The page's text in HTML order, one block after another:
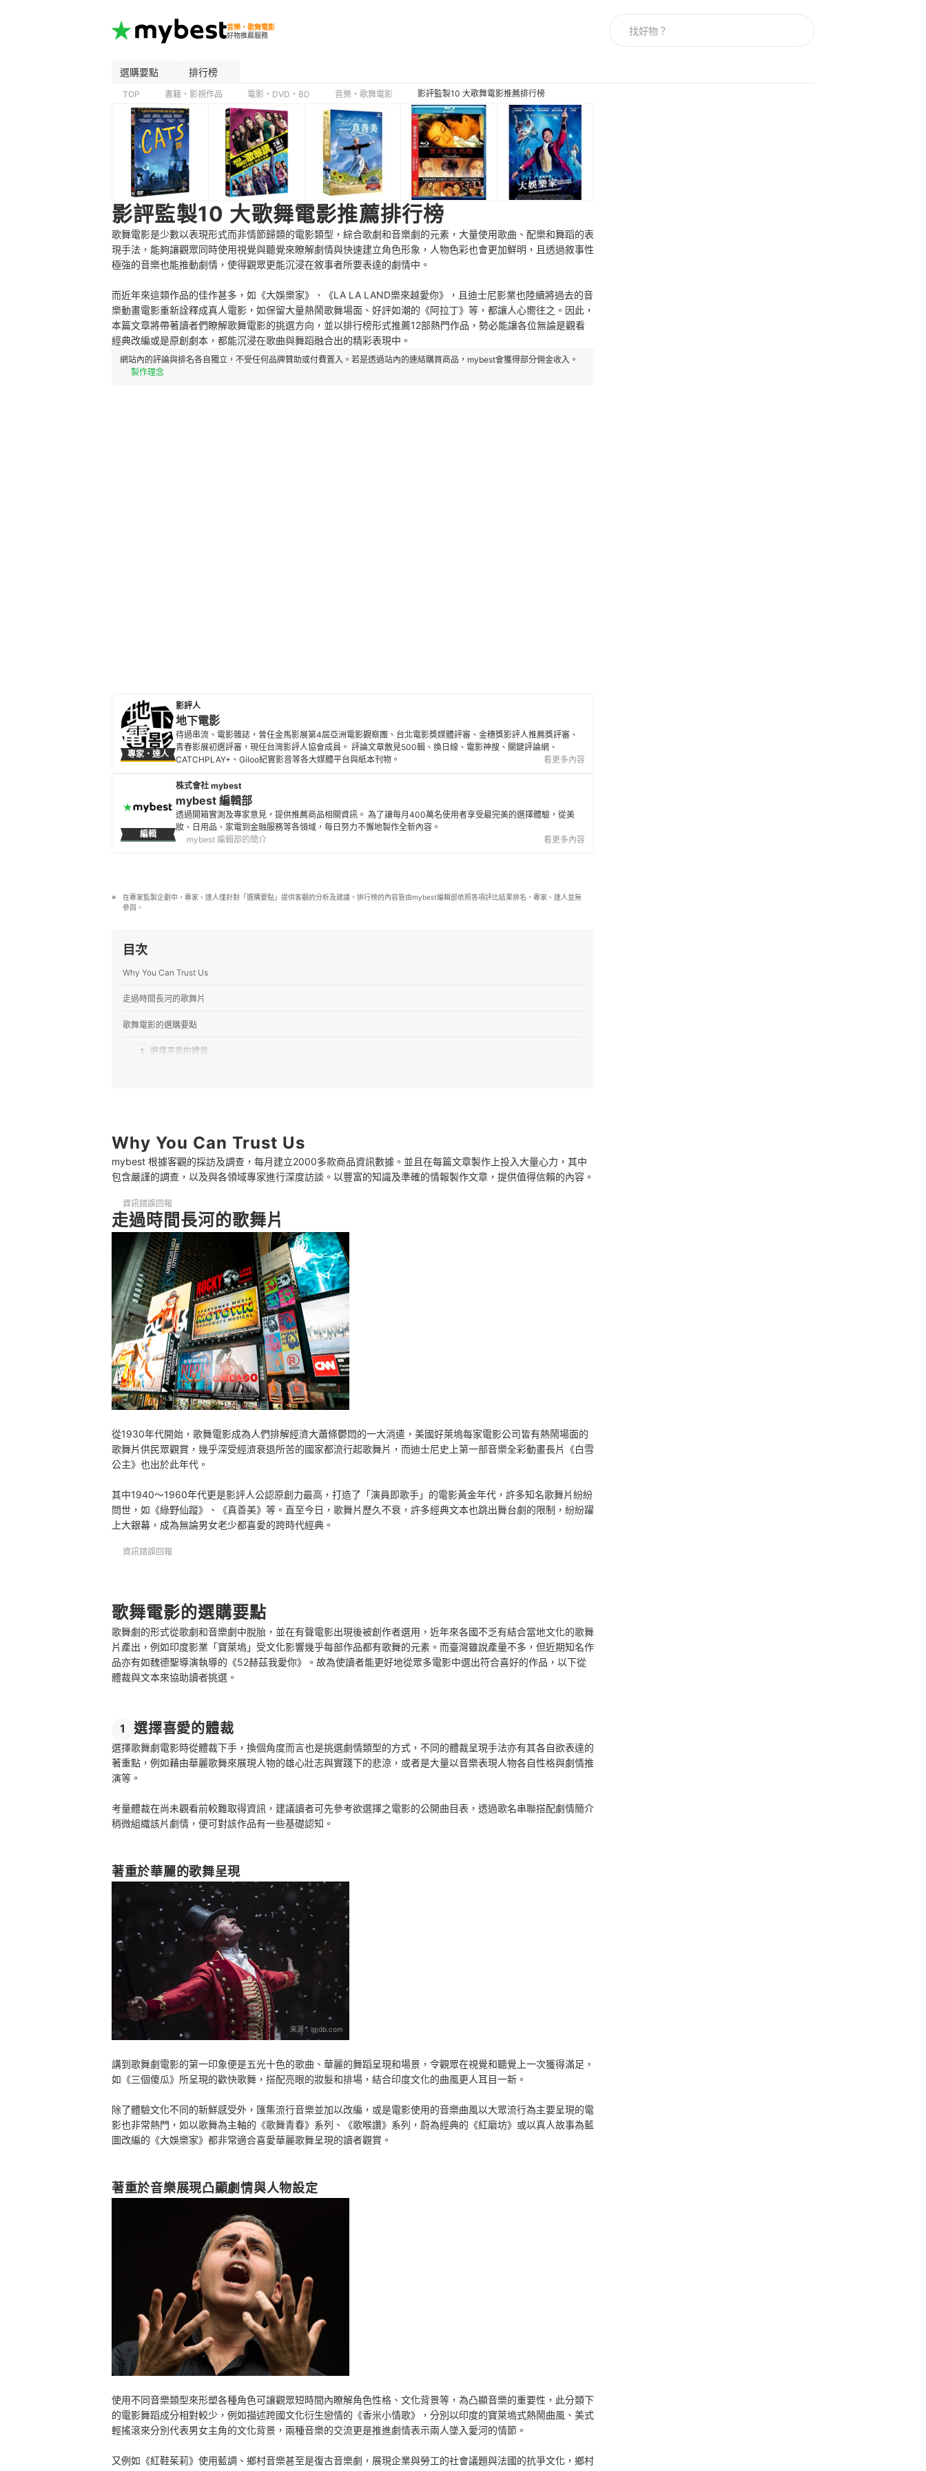
音樂・歌舞電影
好物推薦服務
選購要點 排行榜
TOP 書籍・影視作品 電影・DVD・BD 音樂・歌舞電影 影評監製10 大歌舞電影推薦排行榜
影評監製10 大歌舞電影推薦排行榜
歌舞電影是少數以表現形式而非情節歸類的電影類型，綜合歌劇和音樂劇的元素，大量使用歌曲、配樂和舞蹈的表
現手法，能夠讓觀眾同時使用視覺與聽覺來瞭解劇情與快速建立角色形象，人物色彩也會更加鮮明，且透過敘事性
極強的音樂也能推動劇情，使得觀眾更能沉浸在敘事者所要表達的劇情中。
而近年來這類作品的佳作甚多，如《大娛樂家》、《LA LA LAND樂來越愛你》，且迪士尼影業也陸續將過去的音
樂動畫電影重新詮釋成真人電影，如保留大量熱鬧歌舞場面、好評如潮的《阿拉丁》等，都讓人心嚮往之。因此，
本篇文章將帶著讀者們瞭解歌舞電影的挑選方向，並以排行榜形式推薦12部熱門作品，勢必能讓各位無論是觀看
經典改編或是原創劇本，都能沉浸在歌曲與舞蹈融合出的精彩表現中。
網站內的評論與排名各自獨立，不受任何品牌贊助或付費置入。若是透過站內的連結購買商品，mybest會獲得部分佣金收入。
製作理念
專家・達人
影評人
地下電影
待過串流、電影雜誌，曾任金馬影展第4屆亞洲電影觀察團、台北電影獎媒體評審、金穗獎影評人推薦獎評審、
青春影展初選評審，現任台灣影評人協會成員。 評論文章散見500輯、換日線、電影神搜、關鍵評論網、
CATCHPLAY+、Giloo紀實影音等各大媒體平台與紙本刊物。
看更多內容
編輯
株式會社 mybest
mybest 編輯部
透過開箱實測及專家意見，提供推薦商品相關資訊。 為了讓每月400萬名使用者享受最完美的選擇體驗，從美
妝、日用品、家電到金融服務等各領域，每日努力不懈地製作全新內容。
mybest 編輯部的簡介
看更多內容
在專家監製企劃中，專家、達人僅針對「選購要點」提供客觀的分析及建議。排行榜的內容皆由mybest編輯部依照各項評比結果排名，專家、達人並無
參與。
目次
Why You Can Trust Us
走過時間長河的歌舞片
歌舞電影的選購要點
1 選擇喜愛的體裁
專家解惑！選購歌舞電影的常見問題
Q：歌舞電影適合哪些族群觀賞？
Q：好萊塢與寶萊塢歌舞片的差異為何？
升級設備細細品味音樂與畫面細節
總結
Why You Can Trust Us
mybest 根據客觀的採訪及調查，每月建立2000多款商品資訊數據。並且在每篇文章製作上投入大量心力，其中
包含嚴謹的調查，以及與各領域專家進行深度訪談。以豐富的知識及準確的情報製作文章，提供值得信賴的內容。
資訊錯誤回報
走過時間長河的歌舞片
從1930年代開始，歌舞電影成為人們排解經濟大蕭條鬱悶的一大消遣，美國好萊塢每家電影公司皆有熱鬧場面的
歌舞片供民眾觀賞，幾乎深受經濟衰退所苦的國家都流行起歌舞片，而迪士尼史上第一部音樂全彩動畫長片《白雪
公主》也出於此年代。
其中1940～1960年代更是影評人公認原創力最高，打造了「演員即歌手」的電影黃金年代，許多知名歌舞片紛紛
問世，如《綠野仙蹤》、《真善美》等。直至今日，歌舞片歷久不衰，許多經典文本也跳出舞台劇的限制，紛紛躍
上大銀幕，成為無論男女老少都喜愛的跨時代經典。
資訊錯誤回報
歌舞電影的選購要點
歌舞劇的形式從歌劇和音樂劇中脫胎，並在有聲電影出現後被創作者選用，近年來各國不乏有結合當地文化的歌舞
片產出，例如印度影業「寶萊塢」受文化影響幾乎每部作品都有歌舞的元素。而臺灣雖說產量不多，但近期知名作
品亦有如魏德聖導演執導的《52赫茲我愛你》。故為使讀者能更好地從眾多電影中選出符合喜好的作品，以下從
體裁與文本來協助讀者挑選。
1 選擇喜愛的體裁
選擇歌舞劇電影時從體裁下手，換個角度而言也是挑選劇情類型的方式，不同的體裁呈現手法亦有其各自欲表達的
著重點，例如藉由華麗歌舞來展現人物的雄心壯志與實踐下的悲涼，或者是大量以音樂表現人物各自性格與劇情推
演等。
考量體裁在尚未觀看前較難取得資訊，建議讀者可先參考欲選擇之電影的公開曲目表，透過歌名串聯搭配劇情簡介
稍微組織該片劇情，便可對該作品有一些基礎認知。
著重於華麗的歌舞呈現
來源： imdb.com
講到歌舞劇電影的第一印象便是五光十色的歌曲、華麗的舞蹈呈現和場景，令觀眾在視覺和聽覺上一次獲得滿足，
如《三個傻瓜》所呈現的歡快歌舞，搭配亮眼的妝髮和排場，結合印度文化的曲風更人耳目一新。
除了體驗文化不同的新鮮感受外，匯集流行音樂並加以改編，或是電影使用的音樂曲風以大眾流行為主要呈現的電
影也非常熱門，如以歌舞為主軸的《歌舞青春》系列、《歌喉讚》系列，蔚為經典的《紅磨坊》或以真人故事為藍
圖改編的《大娛樂家》都非常適合喜愛華麗歌舞呈現的讀者觀賞。
著重於音樂展現凸顯劇情與人物設定
使用不同音樂類型來形塑各種角色可讓觀眾短時間內瞭解角色性格、文化背景等，為凸顯音樂的重要性，此分類下
的電影舞蹈成分相對較少，例如描述跨國文化衍生戀情的《香米小情歌》，分別以印度的寶萊塢式熱鬧曲風、美式
輕搖滾來分別代表男女主角的文化背景，兩種音樂的交流更是推進劇情表示兩人墜入愛河的情節。
又例如《紅鞋茱莉》使用藍調、鄉村音樂甚至是復古音樂劇，展現企業與勞工的社會議題與法國的抗爭文化，鄉村